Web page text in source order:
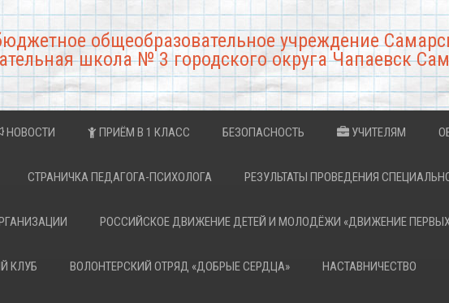
общеобразовательное учреждение
школа № 3 городского округа Чапаевск
НОВОСТИ ПРИЁМ В 1 КЛАСС БЕЗОПАСНОСТЬ УЧИТЕЛЯМ
СТРАНИЧКА ПЕДАГОГА-ПСИХОЛОГА РЕЗУЛЬТАТЫ ПРОВЕДЕНИЯ
РОССИЙСКОЕ ДВИЖЕНИЕ ДЕТЕЙ И МОЛОДЁЖИ «ДВИЖЕНИЕ
КЛУБ ВОЛОНТЕРСКИЙ ОТРЯД «ДОБРЫЕ СЕРДЦА» НАСТАВНИЧЕСТВО